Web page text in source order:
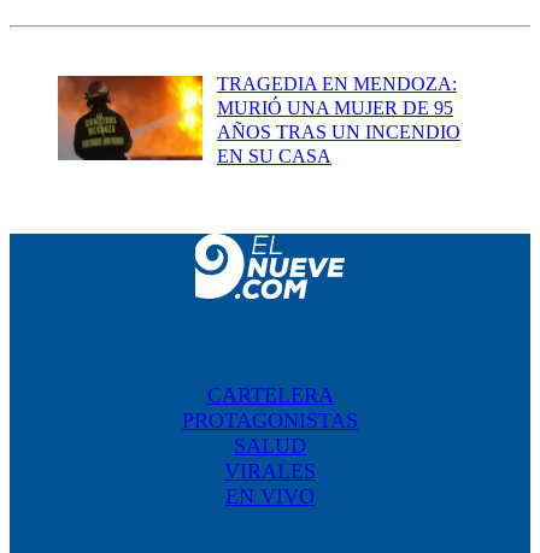
TRAGEDIA EN MENDOZA:
MURIÓ UNA MUJER DE 95
AÑOS TRAS UN INCENDIO
EN SU CASA
CARTELERA
PROTAGONISTAS
SALUD
VIRALES
EN VIVO